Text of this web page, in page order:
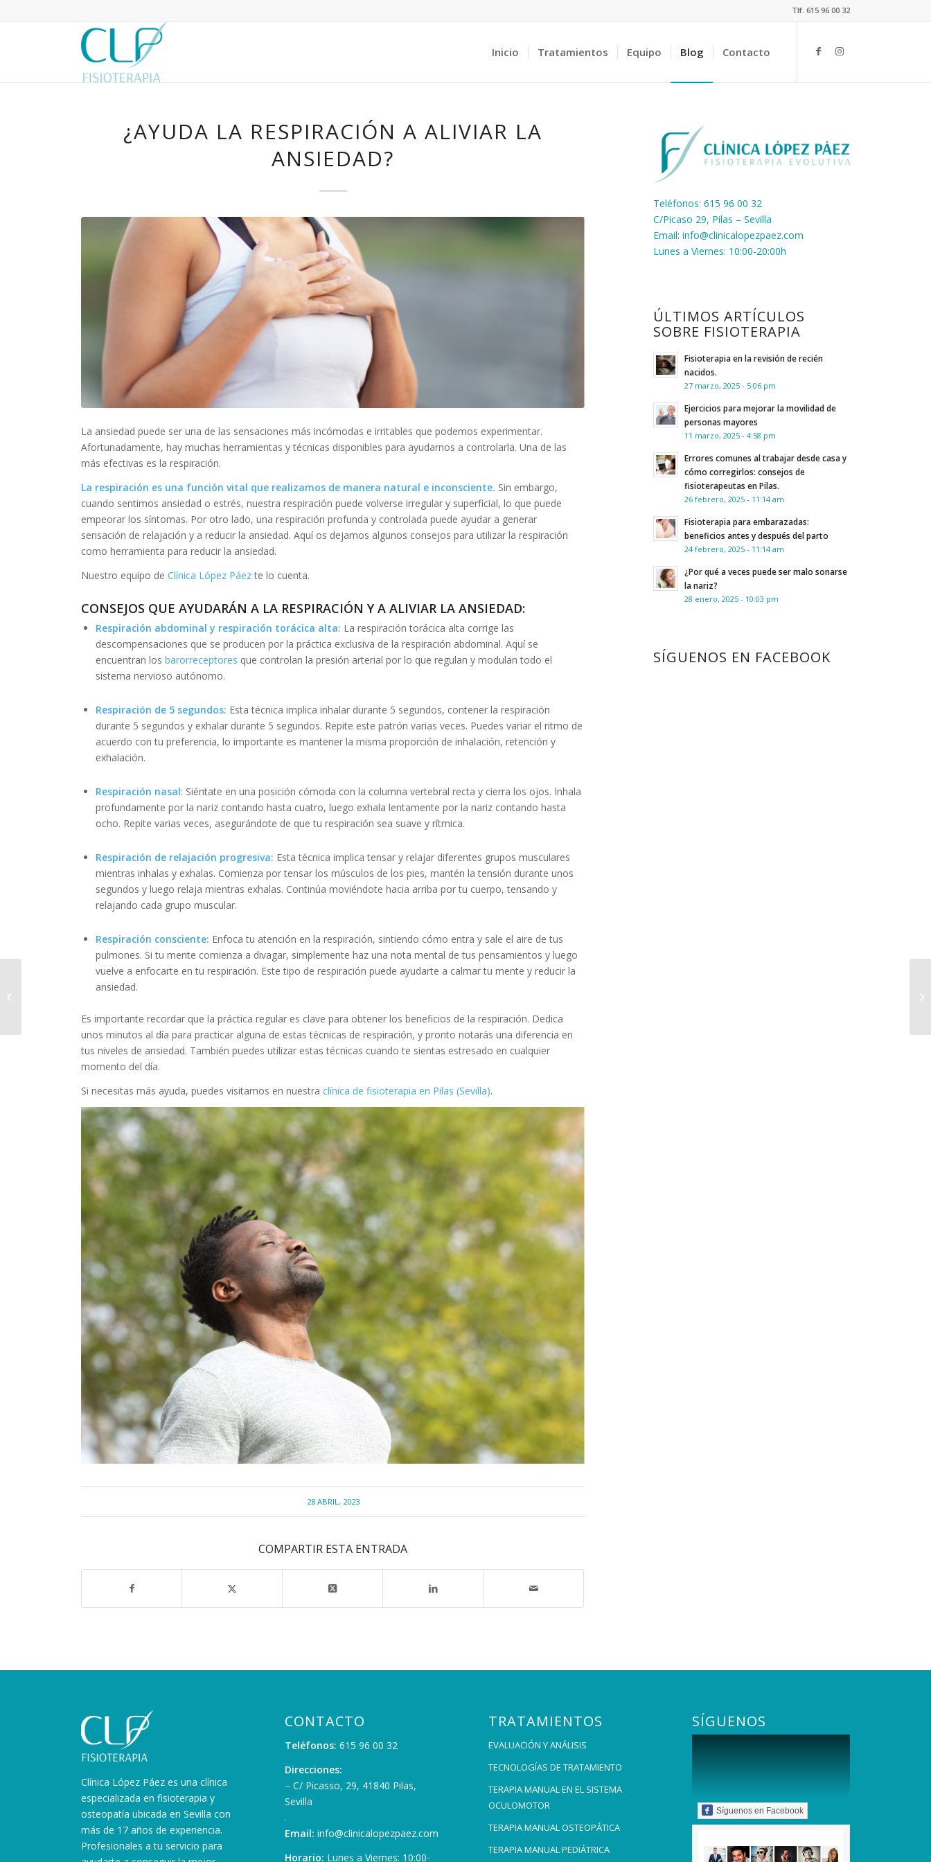
Tlf. 615 96 00 32
Inicio Tratamientos Equipo Blog Contacto
¿AYUDA LA RESPIRACIÓN A ALIVIAR LA
ANSIEDAD?
La ansiedad puede ser una de las sensaciones más incómodas e irritables que podemos experimentar.
Afortunadamente, hay muchas herramientas y técnicas disponibles para ayudarnos a controlarla. Una de las
más efectivas es la respiración.
La respiración es una función vital que realizamos de manera natural e inconsciente. Sin embargo,
cuando sentimos ansiedad o estrés, nuestra respiración puede volverse irregular y superficial, lo que puede
empeorar los síntomas. Por otro lado, una respiración profunda y controlada puede ayudar a generar
sensación de relajación y a reducir la ansiedad. Aquí os dejamos algunos consejos para utilizar la respiración
como herramienta para reducir la ansiedad.
Nuestro equipo deClínica López Páezte lo cuenta.
CONSEJOS QUE AYUDARÁN A LA RESPIRACIÓN Y A ALIVIAR LA ANSIEDAD:
Respiración abdominal y respiración torácica alta: La respiración torácica alta corrige las
descompensaciones que se producen por la práctica exclusiva de la respiración abdominal. Aquí se
encuentran losbarorreceptores que controlan la presión arterial por lo que regulan y modulan todo el
sistema nervioso autónomo.
Respiración de 5 segundos: Esta técnica implica inhalar durante 5 segundos, contener la respiración
durante 5 segundos y exhalar durante 5 segundos. Repite este patrón varias veces. Puedes variar el ritmo de
acuerdo con tu preferencia, lo importante es mantener la misma proporción de inhalación, retención y
exhalación.
Respiración nasal: Siéntate en una posición cómoda con la columna vertebral recta y cierra los ojos. Inhala
profundamente por la nariz contando hasta cuatro, luego exhala lentamente por la nariz contando hasta
ocho. Repite varias veces, asegurándote de que tu respiración sea suave y rítmica.
Respiración de relajación progresiva: Esta técnica implica tensar y relajar diferentes grupos musculares
mientras inhalas y exhalas. Comienza por tensar los músculos de los pies, mantén la tensión durante unos
segundos y luego relaja mientras exhalas. Continúa moviéndote hacia arriba por tu cuerpo, tensando y
relajando cada grupo muscular.
Respiración consciente: Enfoca tu atención en la respiración, sintiendo cómo entra y sale el aire de tus
pulmones. Si tu mente comienza a divagar, simplemente haz una nota mental de tus pensamientos y luego
vuelve a enfocarte en tu respiración. Este tipo de respiración puede ayudarte a calmar tu mente y reducir la
ansiedad.
Es importante recordar que la práctica regular es clave para obtener los beneficios de la respiración. Dedica
unos minutos al día para practicar alguna de estas técnicas de respiración, y pronto notarás una diferencia en
tus niveles de ansiedad. También puedes utilizar estas técnicas cuando te sientas estresado en cualquier
momento del día.
Si necesitas más ayuda, puedes visitarnos en nuestraclínica de fisioterapia en Pilas (Sevilla).
28 ABRIL, 2023
COMPARTIR ESTA ENTRADA
Teléfonos: 615 96 00 32
C/Picaso 29, Pilas – Sevilla
Email: info@clinicalopezpaez.com
Lunes a Viernes: 10:00-20:00h
ÚLTIMOS ARTÍCULOS
SOBRE FISIOTERAPIA
Fisioterapia en la revisión de recién
nacidos.
27 marzo, 2025 - 5:06 pm
Ejercicios para mejorar la movilidad de
personas mayores
11 marzo, 2025 - 4:58 pm
Errores comunes al trabajar desde casa y
cómo corregirlos: consejos de
fisioterapeutas en Pilas.
26 febrero, 2025 - 11:14 am
Fisioterapia para embarazadas:
beneficios antes y después del parto
24 febrero, 2025 - 11:14 am
¿Por qué a veces puede ser malo sonarse
la nariz?
28 enero, 2025 - 10:03 pm
SÍGUENOS EN FACEBOOK
Clínica López Páez es una clínica
especializada en fisioterapia y
osteopatía ubicada en Sevilla con
más de 17 años de experiencia.
Profesionales a tu servicio para
CONTACTO
Teléfonos: 615 96 00 32
Direcciones:
– C/ Picasso, 29, 41840 Pilas,
Sevilla
.
Email: info@clinicalopezpaez.com
Horario: Lunes a Viernes: 10:00-
TRATAMIENTOS
EVALUACIÓN Y ANÁLISIS
TECNOLOGÍAS DE TRATAMIENTO
TERAPIA MANUAL EN EL SISTEMA
OCULOMOTOR
TERAPIA MANUAL OSTEOPÁTICA
TERAPIA MANUAL PEDIÁTRICA
SÍGUENOS
Síguenos en Facebook